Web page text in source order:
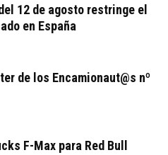
12 de agosto restringe el
en España
de los Encamionaut@s nº
F-Max para Red Bull